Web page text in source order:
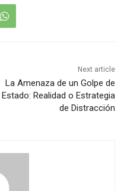
Next article
La Amenaza de un Golpe de
Estado: Realidad o Estrategia
de Distracción